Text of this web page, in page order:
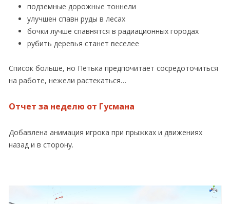
подземные дорожные тоннели
улучшен спавн руды в лесах
бочки лучше спавнятся в радиационных городах
рубить деревья станет веселее
Список больше, но Петька предпочитает сосредоточиться
на работе, нежели растекаться…
Отчет за неделю от Гусмана
Добавлена анимация игрока при прыжках и движениях
назад и в сторону.